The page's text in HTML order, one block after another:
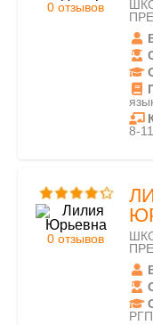
0 отзывов
8-
0 отзывов